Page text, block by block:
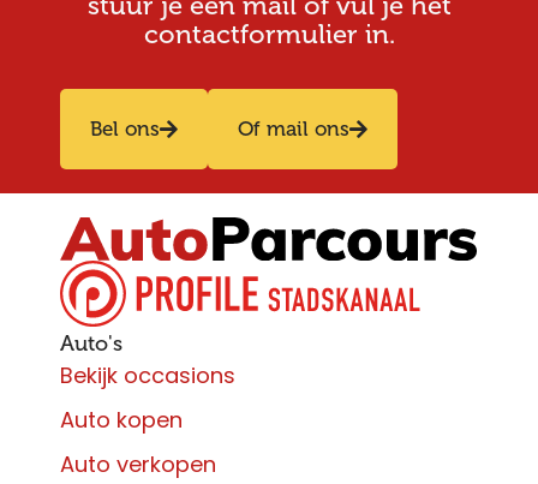
contactformulier in.
Bel ons Of mail ons
Auto's
Bekijk occasions
Auto kopen
Auto verkopen